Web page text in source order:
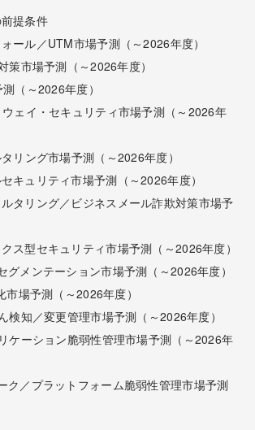
提条件
ール／UTM市場予測（～2026年度）
市場予測（～2026年度）
（～2026年度）
ェイ・セキュリティ市場予測（～2026年
リング市場予測（～2026年度）
キュリティ市場予測（～2026年度）
タリング／ビジネスメール詐欺対策市場予
ス型セキュリティ市場予測（～2026年度）
メンテーション市場予測（～2026年度）
場予測（～2026年度）
知／変更管理市場予測（～2026年度）
ーション脆弱性管理市場予測（～2026年
／プラットフォーム脆弱性管理市場予測